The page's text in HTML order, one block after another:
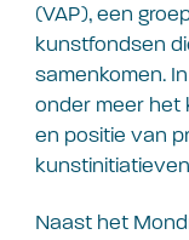
(VAP), een
kunstfondsen
samenkomen.
onder meer het
en positie van
Naast het